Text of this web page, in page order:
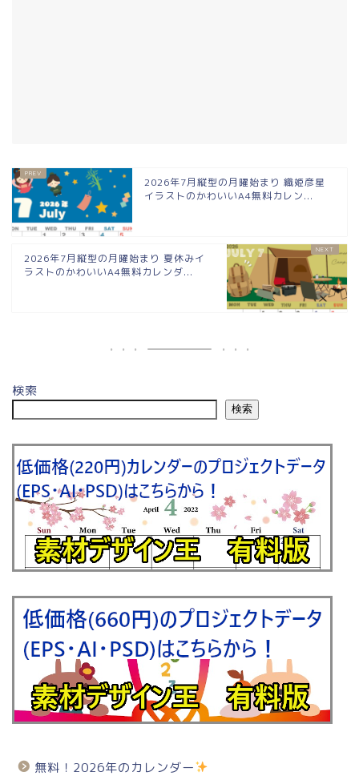
2026年7月縦型の月曜始まり 織姫彦星
イラストのかわいいA4無料カレン...
2026年7月縦型の月曜始まり 夏休みイ
ラストのかわいいA4無料カレンダ...
検索
検索
無料！2026年のカレンダー